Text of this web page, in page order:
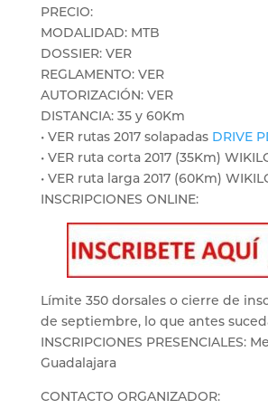
PRECIO:
MODALIDAD: MTB
DOSSIER: VER
REGLAMENTO: VER
AUTORIZACIÓN: VER
DISTANCIA: 35 y 60Km
• VER rutas 2017 solapadas DRIVE
• VER ruta corta 2017 (35Km)
• VER ruta larga 2017 (60Km)
INSCRIPCIONES ONLINE:
Límite 350 dorsales o cierre de
de septiembre, lo que antes
INSCRIPCIONES PRESENCIALES:
Guadalajara
CONTACTO ORGANIZADOR: